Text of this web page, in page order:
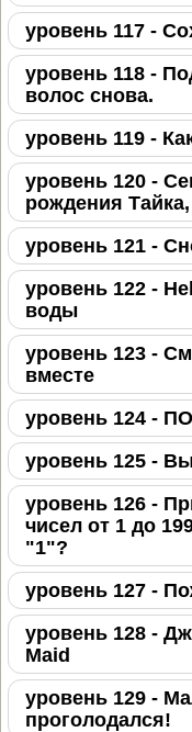
уровень 117 -
уровень 118 -
волос снова.
уровень 119 -
уровень 120 -
рождения
уровень 121 -
уровень 122 -
воды
уровень 123 -
вместе
уровень 124 -
уровень 125 -
уровень 126 -
чисел от 1 до
"1"?
уровень 127 -
уровень 128 -
Maid
уровень 129 -
проголодался!